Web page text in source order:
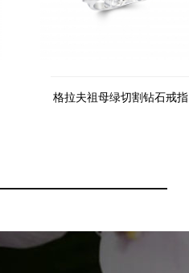
格拉夫祖母绿切割钻石戒指